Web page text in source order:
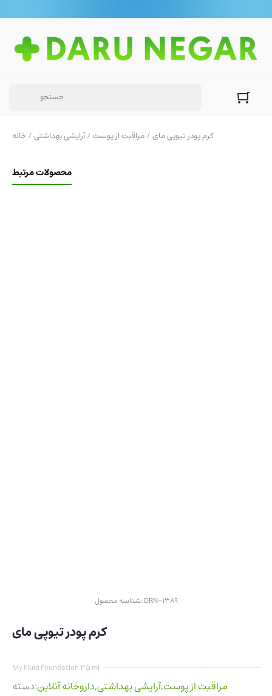
خانه/آرایشی بهداشتی/مراقبت از پوست / کرم پودر تیوپی مای
محصولات مرتبط
شناسه محصول:DRN-1389
کرم پودر تیوپی مای
My Fluid Foundation 35 ml
دسته:داروخانه آنلاین,آرایشی بهداشتی,مراقبت از پوست